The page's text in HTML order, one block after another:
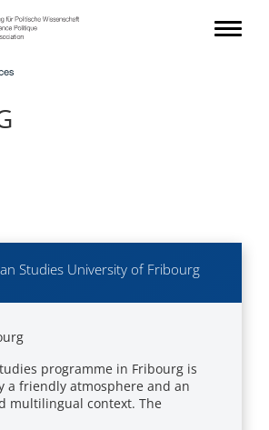
Studies University of Fribourg
programme in Fribourg is
a friendly atmosphere and an
multilingual context. The